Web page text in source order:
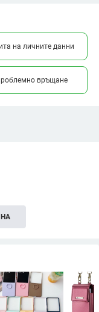
на личните данни
връщане